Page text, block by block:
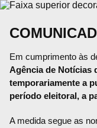
Em cumprimento às
Agência de Notícias
temporariamente a
período eleitoral, a
A medida segue as